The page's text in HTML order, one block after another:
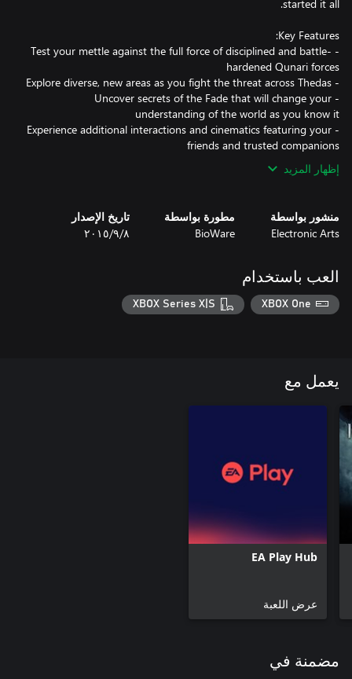
- Test your mettle against the full force of disciplined and battle-
- Uncover secrets of the Fade that will change your
- Experience additional interactions and cinematics featuring your
friends and trusted companions
إظهار المزيد
منشور بواسطة
Electronic Arts
مطورة بواسطة
BioWare
تاريخ الإصدار
٨‏/٩‏/٢٠١٥
العب باستخدام
XBOX One
XBOX Series X|S
يعمل مع
EA Play Hub
عرض اللعبة
مضمنة في